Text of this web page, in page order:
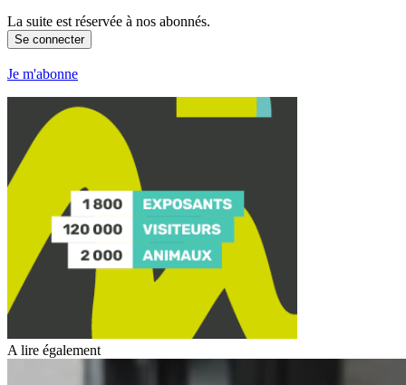
La suite est réservée à nos abonnés.
Se connecter
Je m'abonne
A lire également